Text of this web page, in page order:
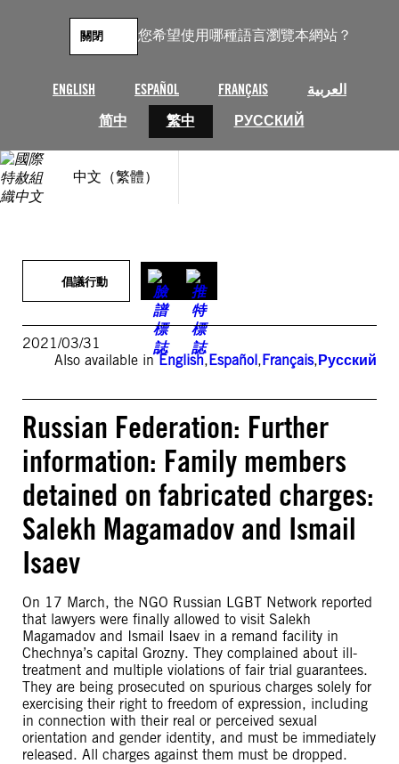
您希望使用哪種語言瀏覽本網站？
ENGLISH ESPAÑOL FRANÇAIS
العربية
简中
繁中 РУССКИЙ
關閉
中文（繁體）
倡議行動
2021/03/31
Also available inEnglish,Español,Français,Русский
Russian Federation: Further
information: Family members
detained on fabricated charges:
Salekh Magamadov and Ismail
Isaev
On 17 March, the NGO Russian LGBT Network reported
that lawyers were finally allowed to visit Salekh
Magamadov and Ismail Isaev in a remand facility in
Chechnya’s capital Grozny. They complained about ill-
treatment and multiple violations of fair trial guarantees.
They are being prosecuted on spurious charges solely for
exercising their right to freedom of expression, including
in connection with their real or perceived sexual
orientation and gender identity, and must be immediately
released. All charges against them must be dropped.